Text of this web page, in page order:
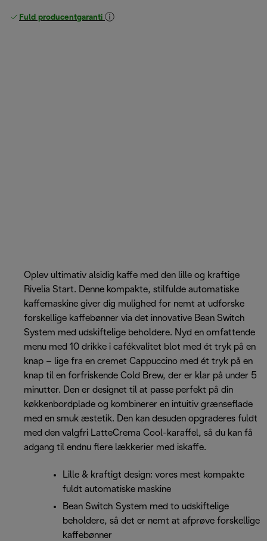
Fuld producentgaranti
Oplev ultimativ alsidig kaffe med den lille og kraftige
Rivelia Start. Denne kompakte, stilfulde automatiske
kaffemaskine giver dig mulighed for nemt at udforske
forskellige kaffebønner via det innovative Bean Switch
System med udskiftelige beholdere. Nyd en omfattende
menu med 10 drikke i cafékvalitet blot med ét tryk på en
knap – lige fra en cremet Cappuccino med ét tryk på en
knap til en forfriskende Cold Brew, der er klar på under 5
minutter. Den er designet til at passe perfekt på din
køkkenbordplade og kombinerer en intuitiv grænseflade
med en smuk æstetik. Den kan desuden opgraderes fuldt
med den valgfri LatteCrema Cool-karaffel, så du kan få
adgang til endnu flere lækkerier med iskaffe.
Lille & kraftigt design: vores mest kompakte
fuldt automatiske maskine
Bean Switch System med to udskiftelige
beholdere, så det er nemt at afprøve forskellige
kaffebønner